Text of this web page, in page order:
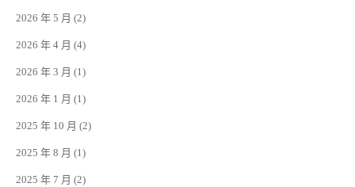
2026 年 5 月 (2)
2026 年 4 月 (4)
2026 年 3 月 (1)
2026 年 1 月 (1)
2025 年 10 月 (2)
2025 年 8 月 (1)
2025 年 7 月 (2)